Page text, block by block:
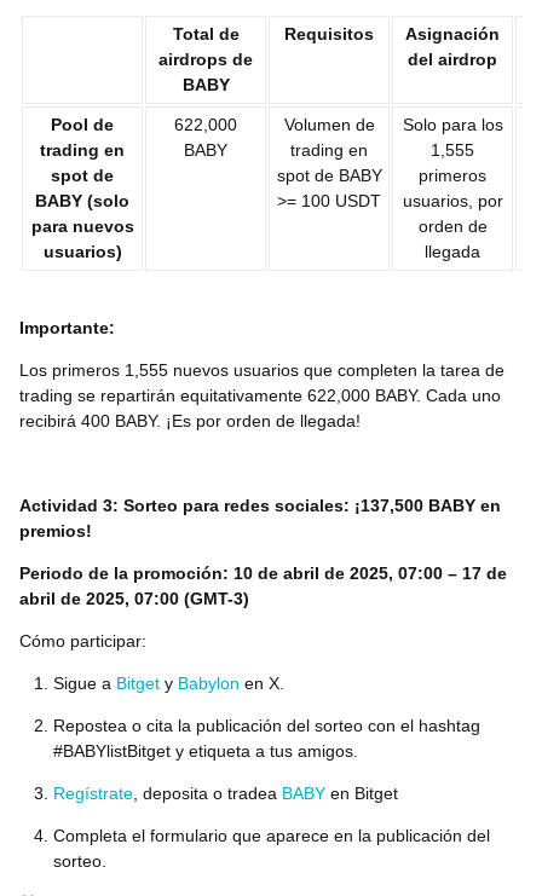
Total de
airdrops de
BABY
Requisitos
Asignación
del airdrop
Pool de
trading en
spot de
BABY (solo
para nuevos
usuarios)
622,000
BABY
Volumen de
trading en
spot de BABY
>= 100 USDT
Solo para los
1,555
primeros
usuarios, por
orden de
llegada
Importante:
Los primeros 1,555 nuevos usuarios que completen la tarea de
trading se repartirán equitativamente 622,000 BABY. Cada uno
recibirá 400 BABY. ¡Es por orden de llegada!
Actividad 3: Sorteo para redes sociales: ¡137,500 BABY en
premios!
Periodo de la promoción: 10 de abril de 2025, 07:00 – 17 de
abril de 2025, 07:00 (GMT-3)
Cómo participar:
Sigue a Bitget y Babylon en X.
Repostea o cita la publicación del sorteo con el hashtag
#BABYlistBitget y etiqueta a tus amigos.
Regístrate , deposita o tradea BABY en Bitget
Completa el formulario que aparece en la publicación del
sorteo.